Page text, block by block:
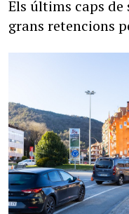
Els últims caps de
grans retencions